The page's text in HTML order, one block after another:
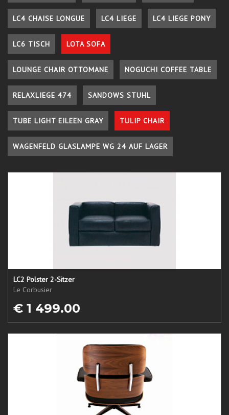
LC4 CHAISE LONGUE LC4 LIEGE LC4 LIEGE PONY
LC6 TISCH LOTA SOFA
LOUNGE CHAIR OTTOMANE NOGUCHI COFFEE TABLE
RELAXLIEGE 474 SANDOWS STUHL
TUBE LIGHT EILEEN GRAY TULIP CHAIR
WAGENFELD GLASLAMPE WG 24 AUF LAGER
LC2 Polster 2-Sitzer
Le Corbusier
€ 1 499.00